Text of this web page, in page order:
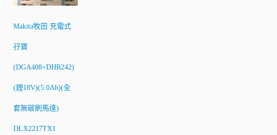
Makita牧田 充電式
孖寶
(DGA408+DHR242)
(鋰18V)(5.0Ah)(全
套無碳刷馬達)
DLX2217TX1